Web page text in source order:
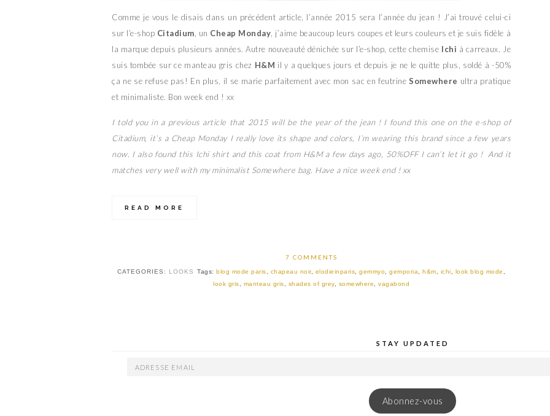
Comme je vous le disais dans un précédent article, l’année 2015 sera l’année du jean ! J’ai trouvé celui-ci
sur l’e-shop Citadium, un Cheap Monday, j’aime beaucoup leurs coupes et leurs couleurs et je suis fidèle à
la marque depuis plusieurs années. Autre nouveauté dénichée sur l’e-shop, cette chemise Ichi à carreaux. Je
suis tombée sur ce manteau gris chez H&M il y a quelques jours et depuis je ne le quitte plus, soldé à -50%
ça ne se refuse pas! En plus, il se marie parfaitement avec mon sac en feutrine Somewhere ultra pratique
et minimaliste. Bon week end ! xx
I told you in a previous article that 2015 will be the year of the jean ! I found this one on the e-shop of
Citadium, it’s a Cheap Monday I really love its shape and colors, I’m wearing this brand since a few years
now. I also found this Ichi shirt and this coat from H&M a few days ago, 50%OFF I can’t let it go ! And it
matches very well with my minimalist Somewhere bag. Have a nice week end ! xx
READ MORE
7 COMMENTS
CATEGORIES: LOOKS Tags: blog mode paris, chapeau noir, elodieinparis, gemmyo, gemporia, h&m, ichi, look blog mode ,
look gris, manteau gris, shades of grey, somewhere, vagabond
STAY UPDATED
ADRESSE
Abonnez-vous